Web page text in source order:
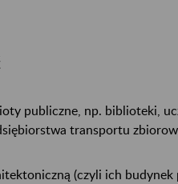
publiczne, np. biblioteki,
transportu
(czyli ich budynek